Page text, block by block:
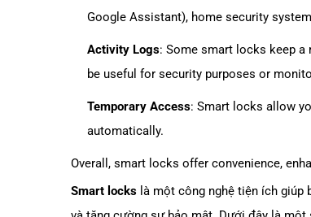
Google Assistant), home security
Activity Logs: Some smart locks keep
be useful for security purposes or
Temporary Access: Smart locks allow
automatically.
Overall, smart locks offer convenience,
Smart locks là một công nghệ tiện ích giúp